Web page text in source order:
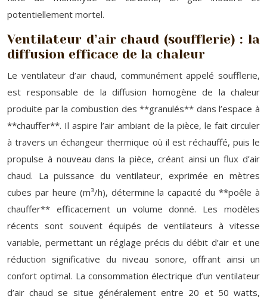
potentiellement mortel.
Ventilateur d’air chaud (soufflerie) : la
diffusion efficace de la chaleur
Le ventilateur d’air chaud, communément appelé soufflerie,
est responsable de la diffusion homogène de la chaleur
produite par la combustion des **granulés** dans l’espace à
**chauffer**. Il aspire l’air ambiant de la pièce, le fait circuler
à travers un échangeur thermique où il est réchauffé, puis le
propulse à nouveau dans la pièce, créant ainsi un flux d’air
chaud. La puissance du ventilateur, exprimée en mètres
cubes par heure (m³/h), détermine la capacité du **poêle à
chauffer** efficacement un volume donné. Les modèles
récents sont souvent équipés de ventilateurs à vitesse
variable, permettant un réglage précis du débit d’air et une
réduction significative du niveau sonore, offrant ainsi un
confort optimal. La consommation électrique d’un ventilateur
d’air chaud se situe généralement entre 20 et 50 watts,